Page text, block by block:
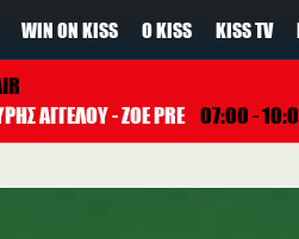
WIN ON KISS Ο KISS KISS TV
ΑΓΓΕΛΟΥ - ZOE PRE 07:00 -